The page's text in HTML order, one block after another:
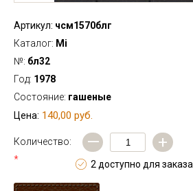
Артикул: чсм1570блг
Каталог: Mi
№: бл32
Год: 1978
Состояние: гашеные
Цена: 140,00 руб.
Количество:
*
— +
2 доступно для заказа